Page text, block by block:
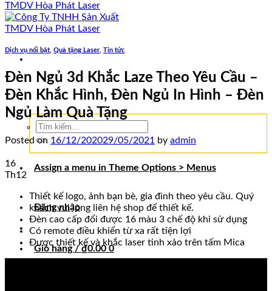
Tìm
kiếm:
Assign a menu in Theme Options > Menus
Đăng nhập
Giỏ hàng /₫0.00 0
Dịch vụ nổi bật, Quà tặng Laser, Tin tức
Đèn Ngủ 3d Khắc Laze Theo Yêu Cầu –
Đèn Khắc Hình, Đèn Ngủ In Hình – Đèn
Ngủ Làm Quà Tặng
Posted on 16/12/202029/05/2021 by admin
16
Th12
Thiết kế logo, ảnh bạn bè, gia đình theo yêu cầu. Quý
khách vui lòng liên hệ shop để thiết kế.
Đèn cao cấp đổi được 16 màu 3 chế độ khi sử dụng
Có remote điều khiển từ xa rất tiện lợi
Được thiết kế và khắc laser tinh xảo trên tấm Mica